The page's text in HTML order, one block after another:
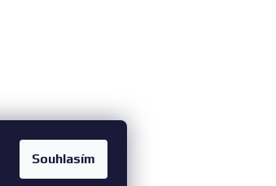
Souhlasím